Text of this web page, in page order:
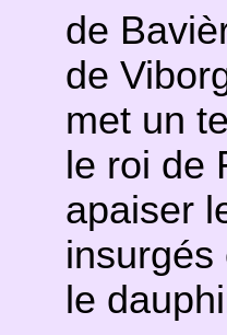
de
de
met un
le roi de
apaiser
insurgés
le